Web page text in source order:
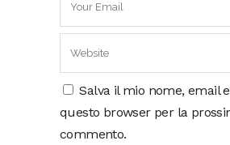
Salva il mio nome, email
questo browser per la
commento.